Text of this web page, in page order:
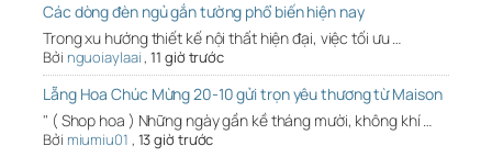
Các dòng đèn ngủ gắn tường phổ biến hiện nay
Trong xu hướng thiết kế nội thất hiện đại, việc tối ưu …
Bởi nguoiaylaai,11 giờ trước
Lẵng Hoa Chúc Mừng 20-10 gửi trọn yêu thương từ Maison
" ( Shop hoa ) Những ngày gần kề tháng mười, không khí …
Bởi miumiu01 , 13 giờ trước